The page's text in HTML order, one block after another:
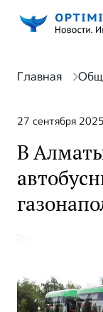
Главная
27 сентября 2025
В